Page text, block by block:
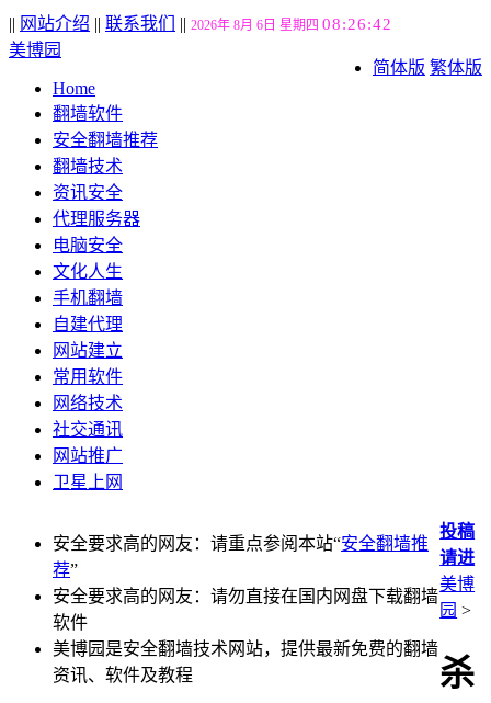
|| 网站介绍 || 联系我们 || 2026年 8月 6日 星期四 08:26:42
简体版 繁体版
美博园
Home
翻墙软件
安全翻墙推荐
翻墙技术
资讯安全
代理服务器
电脑安全
文化人生
手机翻墙
自建代理
网站建立
常用软件
网络技术
社交通讯
网站推广
卫星上网
安全要求高的网友：请重点参阅本站“安全翻墙推
荐”
安全要求高的网友：请勿直接在国内网盘下载翻墙
软件
美博园是安全翻墙技术网站，提供最新免费的翻墙
资讯、软件及教程
投稿
请进
美博
园 >
杀